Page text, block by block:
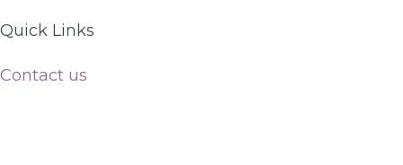
Quick Links​
Contact us